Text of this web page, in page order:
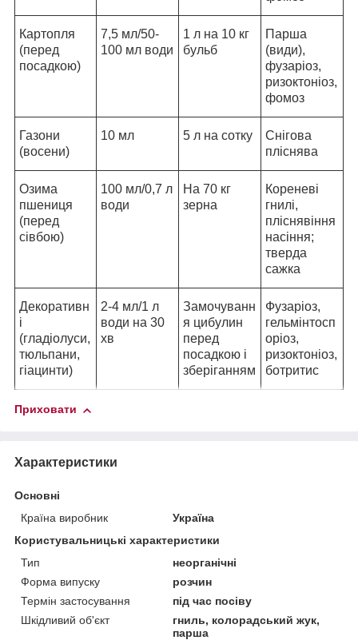
Картопля
(перед
посадкою)
7,5 мл/50-
100 мл води
1 л на 10 кг
бульб
Парша
(види),
фузаріоз,
ризоктоніоз,
фомоз
Газони
(восени)
10 мл 5 л на сотку
Снігова
пліснява
Озима
пшениця
(перед
сівбою)
100 мл/0,7 л
води
На 70 кг
зерна
Кореневі
гнилі,
пліснявіння
насіння;
тверда
сажка
Декоративн
і
(гладіолуси,
тюльпани,
гіацинти)
2-4 мл/1 л
води на 30
хв
Замочуванн
я цибулин
перед
посадкою і
зберіганням
Фузаріоз,
гельмінтосп
оріоз,
ризоктоніоз,
ботритис
Приховати
Характеристики
Основні
Країна виробник
Україна
Користувальницькі характеристики
Тип
неорганічні
Форма випуску
розчин
Термін застосування
під час посіву
Шкідливий об'єкт
гниль, колорадський жук,
парша